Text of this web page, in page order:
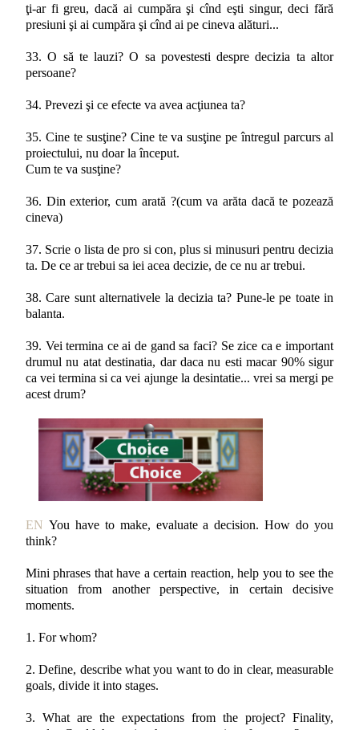
ţi-ar fi greu, dacă ai cumpăra şi cînd eşti singur, deci fără
presiuni şi ai cumpăra şi cînd ai pe cineva alături...
33. O să te lauzi? O sa povestesti despre decizia ta altor
persoane?
34. Prevezi şi ce efecte va avea acţiunea ta?
35. Cine te susţine? Cine te va susţine pe întregul parcurs al
proiectului, nu doar la început.
Cum te va susţine?
36. Din exterior, cum arată ?(cum va arăta dacă te pozează
cineva)
37. Scrie o lista de pro si con, plus si minusuri pentru decizia
ta. De ce ar trebui sa iei acea decizie, de ce nu ar trebui.
38. Care sunt alternativele la decizia ta? Pune-le pe toate in
balanta.
39. Vei termina ce ai de gand sa faci? Se zice ca e important
drumul nu atat destinatia, dar daca nu esti macar 90% sigur
ca vei termina si ca vei ajunge la desintatie... vrei sa mergi pe
acest drum?
EN You have to make, evaluate a decision. How do you
think?
Mini phrases that have a certain reaction, help you to see the
situation from another perspective, in certain decisive
moments.
1. For whom?
2. Define, describe what you want to do in clear, measurable
goals, divide it into stages.
3. What are the expectations from the project? Finality,